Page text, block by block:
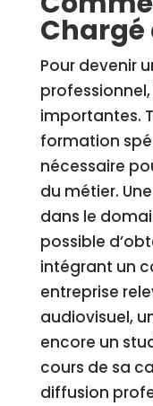
Chargé
Pour devenir
importantes.
formation
nécessaire
du métier.
dans le
possible
intégrant un
entreprise
audiovisuel,
encore un
cours de sa
diffusion